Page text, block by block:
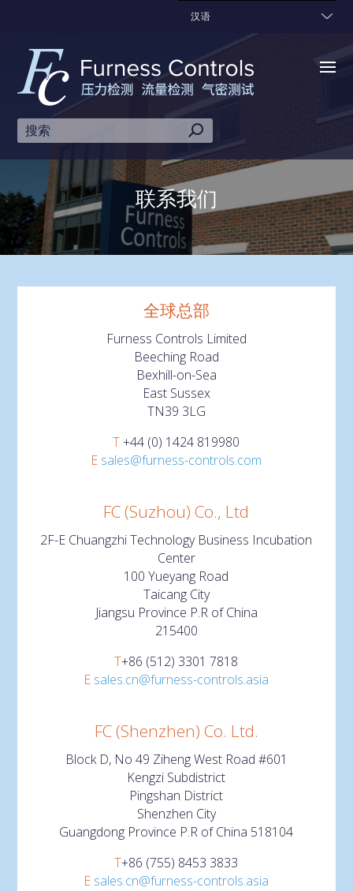
汉语
联系我们
全球总部
Furness Controls Limited
Beeching Road
Bexhill-on-Sea
East Sussex
TN39 3LG
T+44 (0) 1424 819980
E sales@furness-controls.com
FC (Suzhou) Co., Ltd
2F-E Chuangzhi Technology Business Incubation
Center
100 Yueyang Road
Taicang City
Jiangsu Province P.R of China
215400
T+86 (512) 3301 7818
E sales.cn@furness-controls.asia
FC (Shenzhen) Co. Ltd.
Block D, No 49 Ziheng West Road #601
Kengzi Subdistrict
Pingshan District
Shenzhen City
Guangdong Province P.R of China 518104
T+86 (755) 8453 3833
E sales.cn@furness-controls.asia